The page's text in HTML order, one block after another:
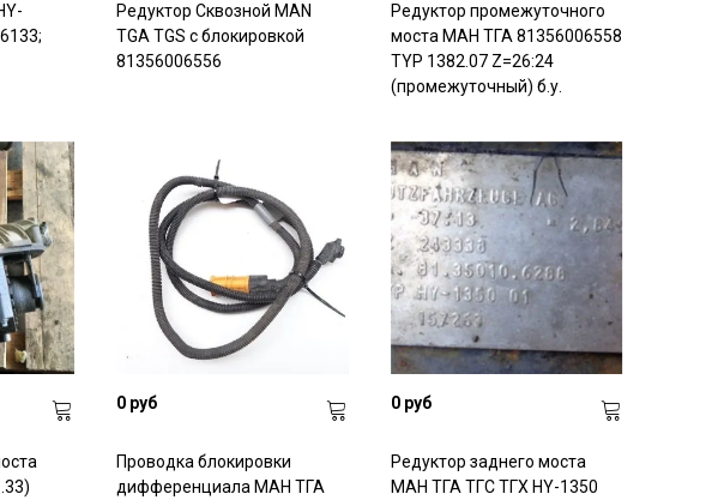
Редуктор Сквозной MAN
TGA TGS с блокировкой
81356006556
Редуктор промежуточного
моста МАН ТГА 81356006558
TYP 1382.07 Z=26:24
(промежуточный) б.у.
0 руб
Проводка блокировки
дифференциала МАН ТГА
0 руб
Редуктор заднего моста
МАН ТГА ТГС ТГХ HY-1350